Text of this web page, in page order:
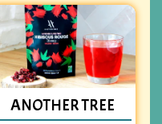
ANOTHER TREE